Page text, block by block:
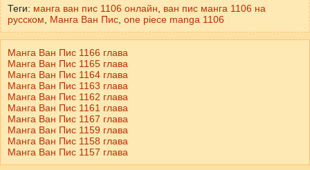
Теги: манга ван пис 1106 онлайн
ван пис манга 1106 на
русском
Манга Ван Пис one piece manga 1106
Манга Ван Пис 1166 глава
Манга Ван Пис 1165 глава
Манга Ван Пис 1164 глава
Манга Ван Пис 1163 глава
Манга Ван Пис 1162 глава
Манга Ван Пис 1161 глава
Манга Ван Пис 1167 глава
Манга Ван Пис 1159 глава
Манга Ван Пис 1158 глава
Манга Ван Пис 1157 глава